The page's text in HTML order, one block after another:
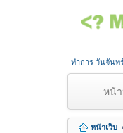
ทำการ วันจันท
หน้
หน้าเว็บ